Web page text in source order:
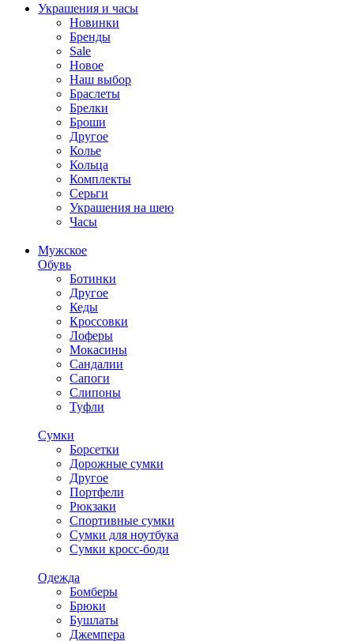
Украшения и часы
Новинки
Бренды
Sale
Новое
Наш выбор
Браслеты
Брелки
Броши
Другое
Колье
Кольца
Комплекты
Серьги
Украшения на шею
Часы
Мужское
Обувь
Ботинки
Другое
Кеды
Кроссовки
Лоферы
Мокасины
Сандалии
Сапоги
Слипоны
Туфли
Сумки
Борсетки
Дорожные сумки
Другое
Портфели
Рюкзаки
Спортивные сумки
Сумки для ноутбука
Сумки кросс-боди
Одежда
Бомберы
Брюки
Бушлаты
Джемпера